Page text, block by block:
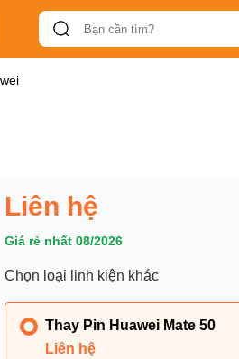
Liên hệ
Giá rẻ nhất 08/2026
Chọn loại linh kiện khác
Thay Pin Huawei Mate 50
Liên hệ